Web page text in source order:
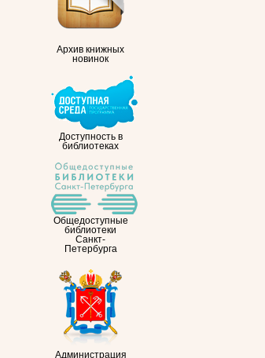
Архив книжных
новинок
Доступность в
библиотеках
Общедоступные
библиотеки
Санкт-
Петербурга
Администрация